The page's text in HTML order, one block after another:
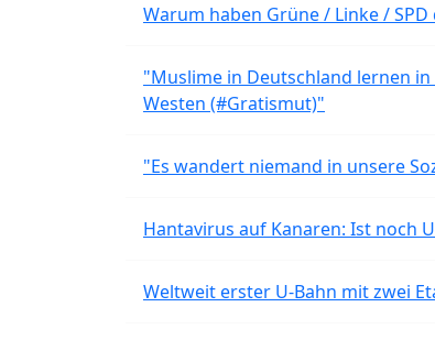
Warum haben Grüne / Linke /
"Muslime in Deutschland lernen
Westen (#Gratismut)"
"Es wandert niemand in unsere
Hantavirus auf Kanaren: Ist noch
Weltweit erster U-Bahn mit zwei